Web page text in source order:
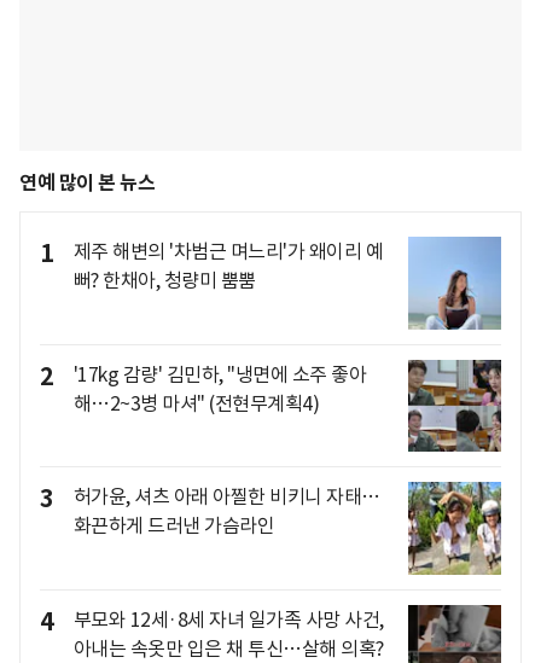
연예 많이 본 뉴스
1
제주 해변의 '차범근 며느리'가 왜이리 예
뻐? 한채아, 청량미 뿜뿜
2
'17kg 감량' 김민하, "냉면에 소주 좋아
해…2~3병 마셔" (전현무계획4)
3
허가윤, 셔츠 아래 아찔한 비키니 자태…
화끈하게 드러낸 가슴라인
4
부모와 12세·8세 자녀 일가족 사망 사건,
아내는 속옷만 입은 채 투신…살해 의혹?